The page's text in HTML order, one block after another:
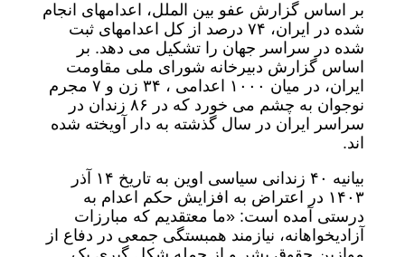
بر اساس گزارش عفو بین الملل، اعدامهای انجام
شده در ایران، ۷۴ درصد از کل اعدامهای ثبت
شده در سراسر جهان را تشکیل می دهد. بر
اساس گزارش دبیرخانه شورای ملی مقاومت
ایران، در میان ۱۰۰۰ اعدامی ، ۳۴ زن و ۷ مجرم
نوجوان به چشم می خورد که در ۸۶ زندان در
سراسر ایران در سال گذشته به دار آویخته شده
اند.
بیانیه ۴۰ زندانی سیاسی اوین به تاریخ ۱۴ آذر
۱۴۰۳ در اعتراض به افزایش حکم اعدام به
درستی آمده است: «ما معتقدیم که مبارزات
آزادیخواهانه، نیازمند همبستگی جمعی در دفاع از